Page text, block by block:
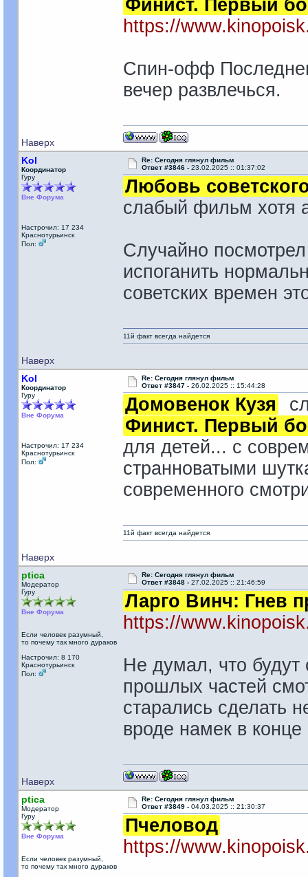
Финист. Первый
https://
Спин-офф
вечер развлечься.
Наверх
Kol
Координатор
Гуру
Вне Форума
Настрочил: 17 234
Краснотурьинск
Пол:
Re: Сегодня глянул фильм
Ответ #3846 - 23.02.2025 :: 01:37:02
Любовь
слабый фильм хотя
Случайно
испоганить
советских времен
Наверх
11й факт всегда найдется
Kol
Координатор
Гуру
Вне Форума
Настрочил: 17 234
Краснотурьинск
Пол:
Re: Сегодня глянул фильм
Ответ #3847 - 26.02.2025 :: 15:44:28
Домовенок Кузя
Финист. Первый
для детей... с
странноватыми
современного
Наверх
11й факт всегда найдется
ptica
Модератор
Гуру
Вне Форума
Если человек разумный,
то почему так много дураков
Настрочил: 8 170
Краснотурьинск
Пол:
Re: Сегодня глянул фильм
Ответ #3848 - 27.02.2025 :: 21:46:59
Ларго Винч: Гнев
https://
Не думал, что
прошлых частей
старались сделать
вроде намек в
Наверх
ptica
Модератор
Гуру
Вне Форума
Если человек разумный,
то почему так много дураков
Re: Сегодня глянул фильм
Ответ #3849 - 04.03.2025 :: 21:30:37
Пчеловод
https://